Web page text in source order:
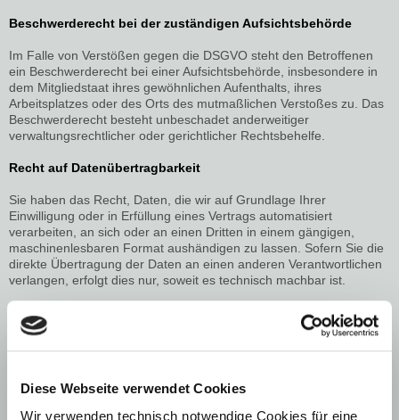
Diese Webseite verwendet Cookies
Wir verwenden technisch notwendige Cookies für eine
Beschwerderecht bei der zuständigen Aufsichtsbehörde
Im Falle von Verstößen gegen die DSGVO steht den Betroffenen
ein Beschwerderecht bei einer Aufsichtsbehörde, insbesondere in
dem Mitgliedstaat ihres gewöhnlichen Aufenthalts, ihres
Arbeitsplatzes oder des Orts des mutmaßlichen Verstoßes zu. Das
Beschwerderecht besteht unbeschadet anderweitiger
verwaltungsrechtlicher oder gerichtlicher Rechtsbehelfe.
Recht auf Datenübertragbarkeit
Sie haben das Recht, Daten, die wir auf Grundlage Ihrer
Einwilligung oder in Erfüllung eines Vertrags automatisiert
verarbeiten, an sich oder an einen Dritten in einem gängigen,
maschinenlesbaren Format aushändigen zu lassen. Sofern Sie die
direkte Übertragung der Daten an einen anderen Verantwortlichen
verlangen, erfolgt dies nur, soweit es technisch machbar ist.
TLSVerschlüsselung. Eine verschlüsselte Verbindung erkennen Sie
daran, dass die Adresszeile des Browsers von „http://“ auf „https://“